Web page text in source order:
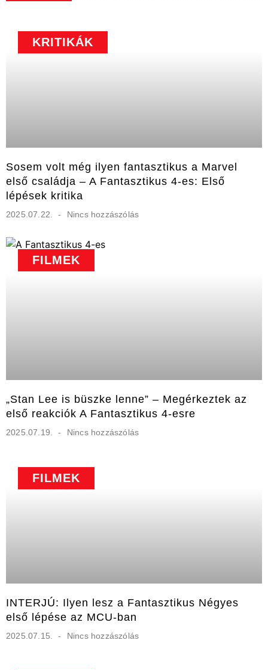
KRITIKÁK
Sosem volt még ilyen fantasztikus a Marvel
első családja – A Fantasztikus 4-es: Első
lépések kritika
2025.07.22. Nincs hozzászólás
FILMEK
„Stan Lee is büszke lenne” – Megérkeztek az
első reakciók A Fantasztikus 4-esre
2025.07.19. Nincs hozzászólás
FILMEK
INTERJÚ: Ilyen lesz a Fantasztikus Négyes
első lépése az MCU-ban
2025.07.15. Nincs hozzászólás